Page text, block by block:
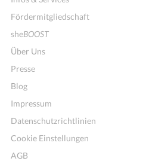
Fördermitgliedschaft
sheBOOST
Über Uns
Presse
Blog
Impressum
Datenschutzrichtlinien
Cookie Einstellungen
AGB